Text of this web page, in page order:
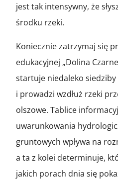
jest tak intensywny, że
środku rzeki.
Koniecznie zatrzymaj się
edukacyjnej „Dolina
startuje niedaleko siedziby
i prowadzi wzdłuż rzeki
olszowe. Tablice
uwarunkowania
gruntowych wpływa na
a ta z kolei determinuje,
jakich porach dnia się